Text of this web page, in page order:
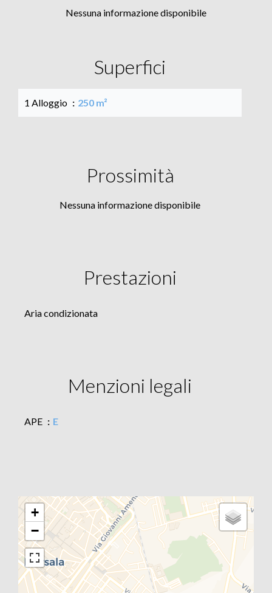
Nessuna informazione disponibile
Superfici
1 Alloggio 250 m²
Prossimità
Nessuna informazione disponibile
Prestazioni
Aria condizionata
Menzioni legali
APE E
+
−